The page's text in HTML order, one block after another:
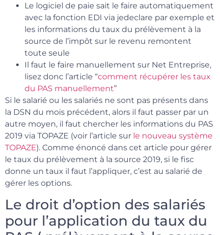
Le logiciel de paie sait le faire automatiquement
avec la fonction EDI via jedeclare par exemple et
les informations du taux du prélèvement à la
source de l’impôt sur le revenu remontent
toute seule
Il faut le faire manuellement sur Net Entreprise,
lisez donc l’article “comment récupérer les taux
du PAS manuellement”
Si le salarié ou les salariés ne sont pas présents dans
la DSN du mois précédent, alors il faut passer par un
autre moyen, il faut chercher les informations du PAS
2019 via TOPAZE (voir l’article sur le nouveau système
TOPAZE). Comme énoncé dans cet article pour gérer
le taux du prélèvement à la source 2019, si le fisc
donne un taux il faut l’appliquer, c’est au salarié de
gérer les options.
Le droit d’option des salariés
pour l’application du taux du